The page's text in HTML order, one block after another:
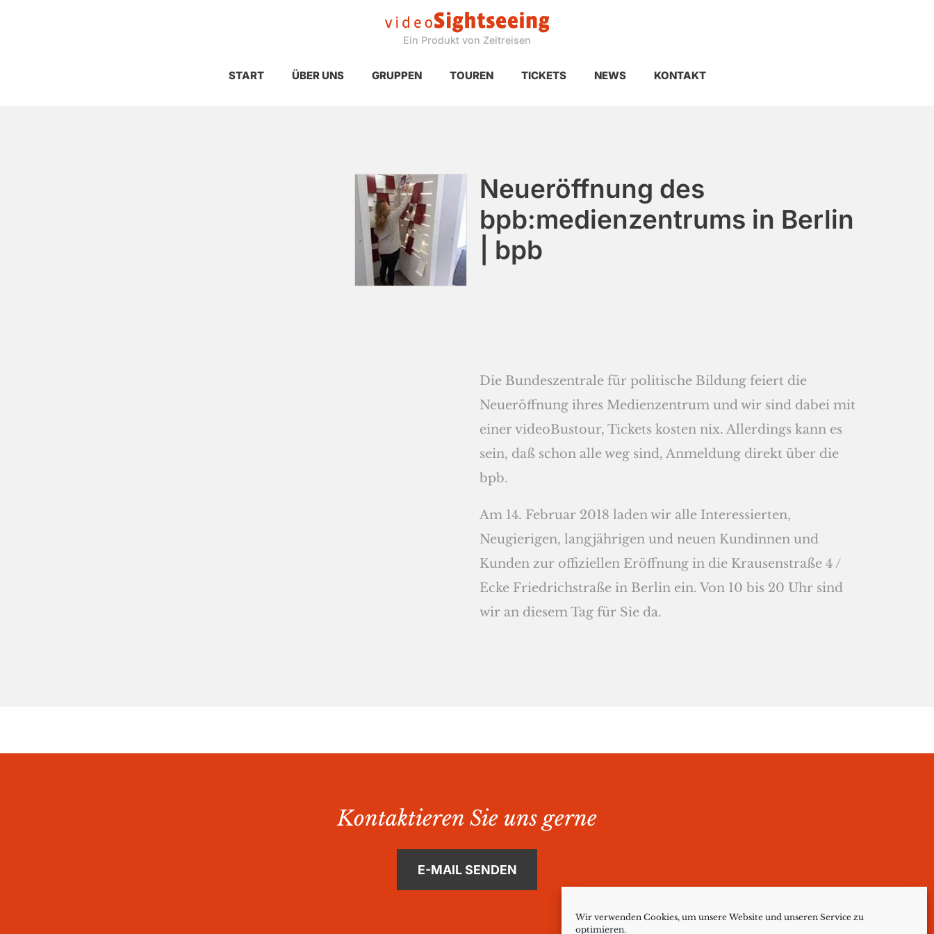
Wir verwenden Cookies, um unsere Website und unseren Service zu
optimieren.
Ein Produkt von Zeitreisen
START ÜBER UNS GRUPPEN TOUREN TICKETS NEWS KONTAKT
Neueröffnung des
bpb:medienzentrums in Berlin
| bpb
Die Bundeszentrale für politische Bildung feiert die
Neueröffnung ihres Medienzentrum und wir sind dabei mit
einer videoBustour, Tickets kosten nix. Allerdings kann es
sein, daß schon alle weg sind, Anmeldung direkt über die
bpb.
Am 14. Februar 2018 laden wir alle Interessierten,
Neugierigen, langjährigen und neuen Kundinnen und
Kunden zur offiziellen Eröffnung in die Krausenstraße 4 /
Ecke Friedrichstraße in Berlin ein. Von 10 bis 20 Uhr sind
wir an diesem Tag für Sie da.
Kontaktieren Sie uns gerne
E-MAIL SENDEN